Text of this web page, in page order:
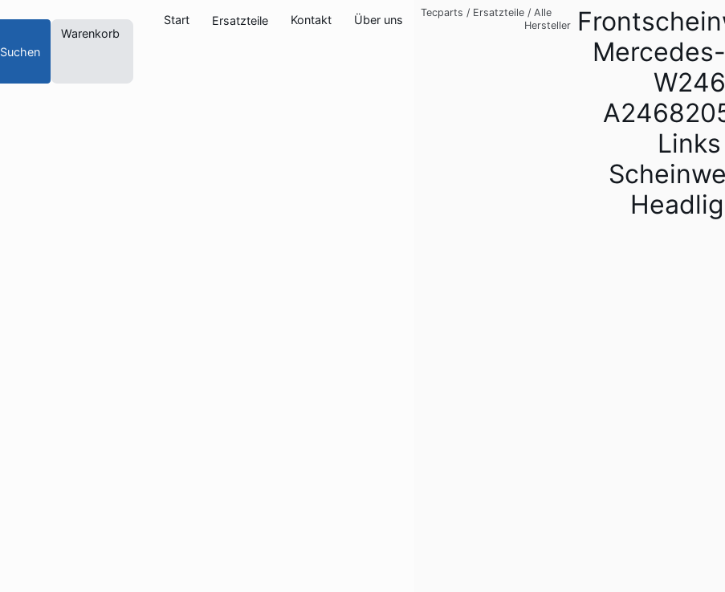
Suchen
Warenkorb
Start Ersatzteile Kontakt Über uns
Tecparts / Ersatzteile / Alle
Hersteller
W246
Links